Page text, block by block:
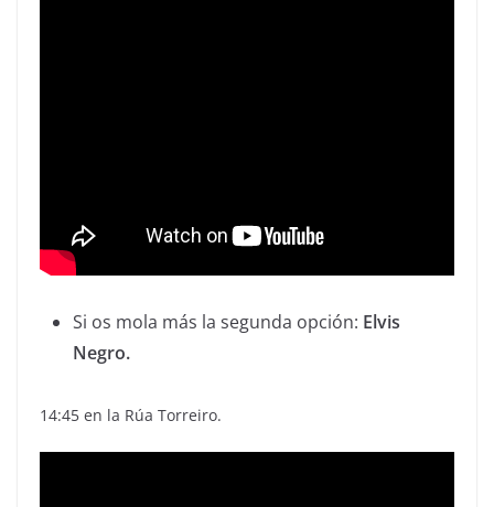
Si os mola más la segunda opción: Elvis
Negro.
14:45 en la Rúa Torreiro.